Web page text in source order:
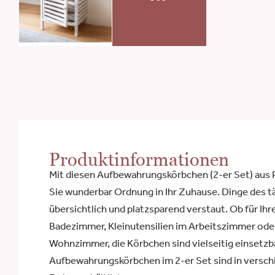
Produktinformationen
Mit diesen Aufbewahrungskörbchen (2-er Set) aus
Sie wunderbar Ordnung in Ihr Zuhause. Dinge des
übersichtlich und platzsparend verstaut. Ob für
Badezimmer, Kleinutensilien im Arbeitszimmer
Wohnzimmer, die Körbchen sind vielseitig
Aufbewahrungskörbchen im 2-er Set sind in